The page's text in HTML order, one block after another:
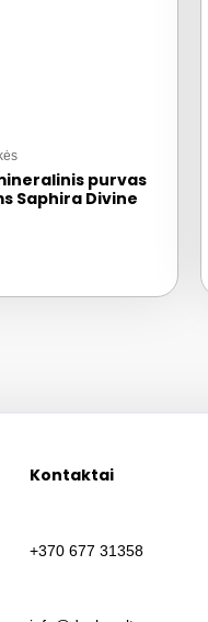
purvas
Saphira Divine
Kontaktai
+370 677 31358